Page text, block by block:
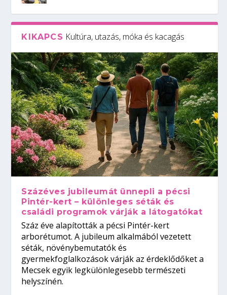
KIKAPCS Kultúra, utazás, móka és kacagás
Százéves jubileumát ünnepli a pécsi
Pintér-kert – különleges séták és
családi programok várják a látogatókat
Száz éve alapították a pécsi Pintér-kert
arborétumot. A jubileum alkalmából vezetett
séták, növénybemutatók és
gyermekfoglalkozások várják az érdeklődőket a
Mecsek egyik legkülönlegesebb természeti
helyszínén.